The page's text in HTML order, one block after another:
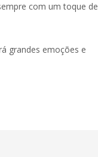
com um toque de
grandes emoções e